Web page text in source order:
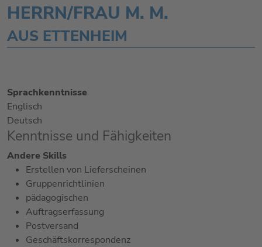
HERRN/FRAU M. M.
AUS ETTENHEIM
Sprachkenntnisse
Englisch
Deutsch
Kenntnisse und Fähigkeiten
Andere Skills
Erstellen von Lieferscheinen
Gruppenrichtlinien
pädagogischen
Auftragserfassung
Postversand
Geschäftskorrespondenz